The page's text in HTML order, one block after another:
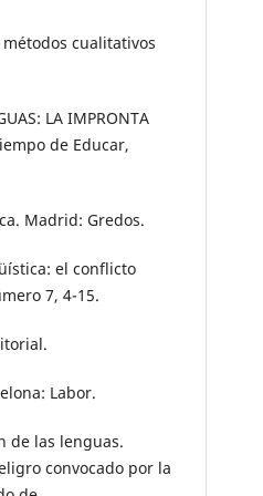
métodos cualitativos
LA IMPRONTA
de Educar,
Madrid: Gredos.
el conflicto
7, 4-15.
Labor.
de las lenguas.
convocado por la